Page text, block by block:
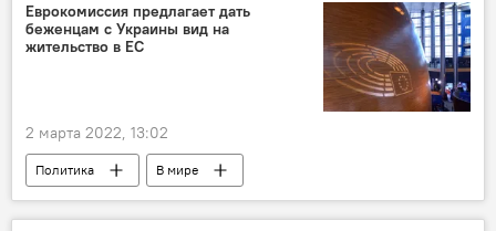
Еврокомиссия предлагает дать
беженцам с Украины вид на
жительство в ЕС
2 марта 2022, 13:02
Политика
В мире
Европейский союз